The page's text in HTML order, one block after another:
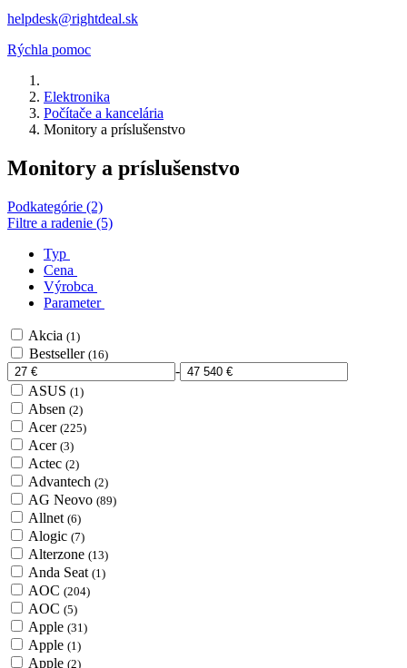
helpdesk@rightdeal.sk
Rýchla pomoc
Elektronika
Počítače a kancelária
Monitory a príslušenstvo
Monitory a príslušenstvo
Podkategórie (2)
Filtre a radenie (5)
Typ
Cena
Výrobca
Parameter
Akcia (1)
Bestseller (16)
-
ASUS (1)
Absen (2)
Acer (225)
Acer (3)
Actec (2)
Advantech (2)
AG Neovo (89)
Allnet (6)
Alogic (7)
Alterzone (13)
Anda Seat (1)
AOC (204)
AOC (5)
Apple (31)
Apple (1)
Apple (2)